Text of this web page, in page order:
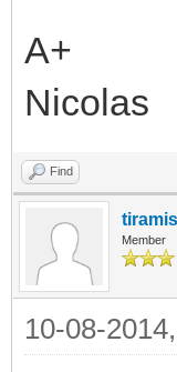
A+
Nicolas
Find
Member
10-08-